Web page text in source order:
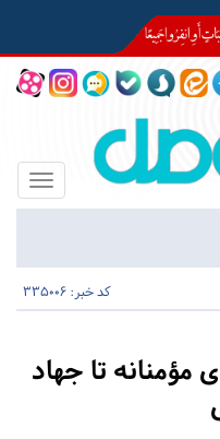
Toggle
کد خبر: 335006
مؤمنانه تا جهاد